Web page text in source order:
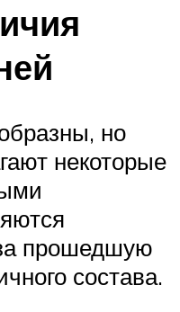
но
некоторые
прошедшую
состава.